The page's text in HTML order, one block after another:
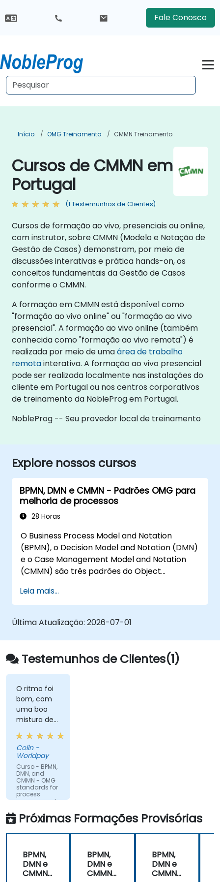
Fale Conosco
Início OMG Treinamento CMMN Treinamento
Cursos de CMMN em
Portugal
(1 Testemunhos de Clientes)
Cursos de formação ao vivo, presenciais ou online,
com instrutor, sobre CMMN (Modelo e Notação de
Gestão de Casos) demonstram, por meio de
discussões interativas e prática hands-on, os
conceitos fundamentais da Gestão de Casos
conforme o CMMN.
A formação em CMMN está disponível como
"formação ao vivo online" ou "formação ao vivo
presencial". A formação ao vivo online (também
conhecida como "formação ao vivo remota") é
realizada por meio de umaárea de trabalho
remotainterativa. A formação ao vivo presencial
pode ser realizada localmente nas instalações do
cliente em Portugal ou nos centros corporativos
de treinamento da NobleProg em Portugal.
NobleProg -- Seu provedor local de treinamento
Explore nossos cursos
BPMN, DMN e CMMN - Padrões OMG para
melhoria de processos
28 Horas
O Business Process Model and Notation
(BPMN), o Decision Model and Notation (DMN)
e o Case Management Model and Notation
(CMMN) são três padrões do Object
modelagem de processos, decisões e casos.
Este curso oferece uma introdução a todos
eles e orienta sobre quando devemos utilizar
Leia mais...
Última Atualização: 2026-07-01
Testemunhos de Clientes(1)
O ritmo foi
bom, com
uma boa
mistura de
compartilhamento
de
conhecimento,
demonstrações
e trabalho
prático. Filip
foi muito
envolvente
e forneceu
a energia
necessária
concluirmos
o curso. Foi
excelente
Colin -
Worldpay
Curso - BPMN,
DMN, and
CMMN - OMG
standards for
process
improvement
Máquina
Próximas Formações Provisórias
BPMN,
DMN e
CMMN
BPMN,
DMN e
CMMN
BPMN,
DMN e
CMMN